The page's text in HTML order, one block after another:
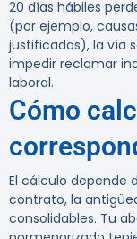
20 días hábiles
(por ejemplo,
justificadas), la vía
impedir reclamar
laboral.
Cómo
El cálculo depende
contrato, la
consolidables. Tu